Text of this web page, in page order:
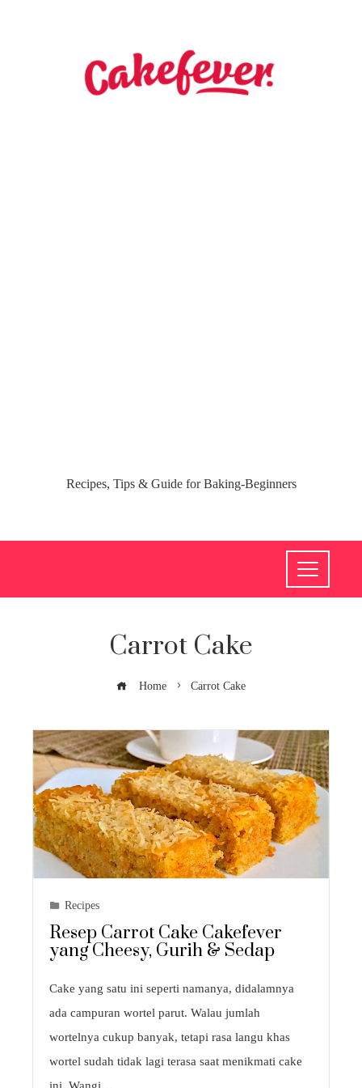
Recipes, Tips & Guide for Baking-Beginners
Carrot Cake
Home Carrot Cake
Recipes
Resep Carrot Cake Cakefever
yang Cheesy, Gurih & Sedap
Cake yang satu ini seperti namanya, didalamnya
ada campuran wortel parut. Walau jumlah
wortelnya cukup banyak, tetapi rasa langu khas
wortel sudah tidak lagi terasa saat menikmati cake